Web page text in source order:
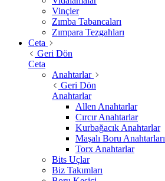
Vinçler
Zımba Tabancaları
Zımpara Tezgahları
Ceta
Geri Dön
Ceta
Anahtarlar
Geri Dön
Anahtarlar
Allen Anahtarlar
Cırcır Anahtarlar
Kurbağacık Anahtarlar
Maşalı Boru Anahtarları
Torx Anahtarlar
Bits Uçlar
Biz Takımları